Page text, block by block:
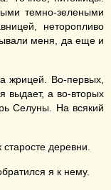
темно-зелеными
неторопливо
меня, да еще и
жрицей. Во-первых,
выдает, а во-вторых
Селуны. На всякий
деревни.
я к нему.